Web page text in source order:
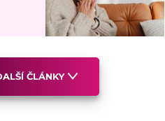
ČLÁNKY